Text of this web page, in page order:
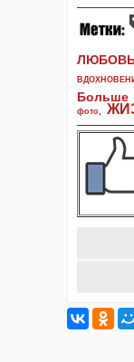
фото,